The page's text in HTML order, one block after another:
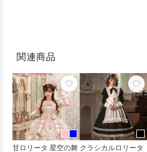
関連商品
甘ロリータ 星空の舞 クラシカルロリータ